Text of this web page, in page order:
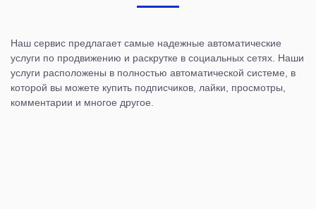
Наш сервис предлагает самые надежные автоматические
услуги по продвижению и раскрутке в социальных сетях. Наши
услуги расположены в полностью автоматической системе, в
которой вы можете купить подписчиков, лайки, просмотры,
комментарии и многое другое.